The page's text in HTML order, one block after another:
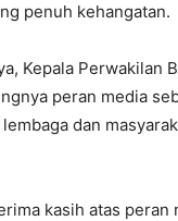
penuh kehangatan.
Kepala Perwakilan
peran media
dan
kasih atas peran